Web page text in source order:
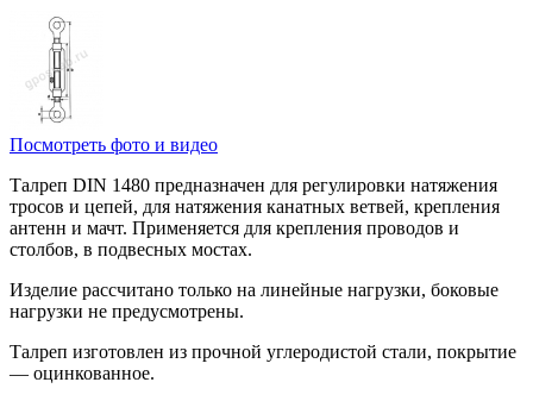
Посмотреть фото и видео
Талреп DIN 1480 предназначен для регулировки натяжения
тросов и цепей, для натяжения канатных ветвей, крепления
антенн и мачт. Применяется для крепления проводов и
столбов, в подвесных мостах.
Изделие рассчитано только на линейные нагрузки, боковые
нагрузки не предусмотрены.
Талреп изготовлен из прочной углеродистой стали, покрытие
— оцинкованное.